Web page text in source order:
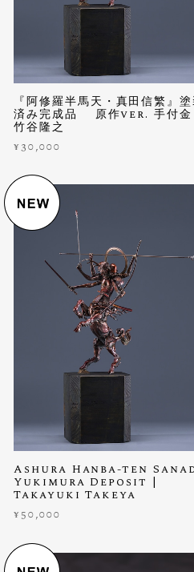
『阿修羅半馬天・真田信繁』塗
済み完成品 原作ver. 手付金
竹谷隆之
¥30,000
Ashura Hanba-ten
Yukimura Deposit |
Takayuki Takeya
¥50,000